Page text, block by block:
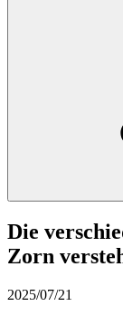
Die
Zorn
2025/07/21